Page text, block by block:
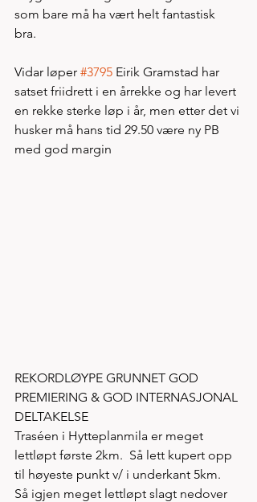
som bare må ha vært helt fantastisk
bra.
Vidar løper #3795 Eirik Gramstad har
satset friidrett i en årrekke og har levert
en rekke sterke løp i år, men etter det vi
husker må hans tid 29.50 være ny PB
med god margin
REKORDLØYPE GRUNNET GOD
PREMIERING & GOD INTERNASJONAL
DELTAKELSE
Traséen i Hytteplanmila er meget
lettløpt første 2km.  Så lett kupert opp
til høyeste punkt v/ i underkant 5km.
Så igjen meget lettløpt slagt nedover